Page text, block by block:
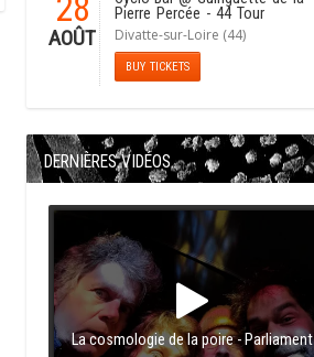
28
AOÛT
Pierre Percée - 44 Tour
Divatte-sur-Loire (44)
BUY TICKETS
DERNIÈRES VIDÉOS
La cosmologie de la poire - Parliament